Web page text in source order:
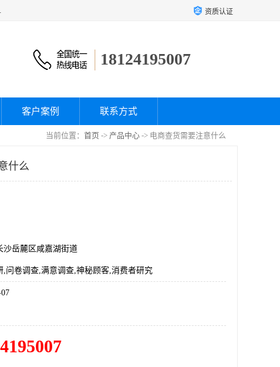
产品研究、公共事务专项调查等。 资质认证
18124195007
客户案例 联系方式
当前位置： 首页 -> 产品中心 -> 电商查货需要注意什么
什么
沙岳麓区咸嘉湖街道
,问卷调查,满意调查,神秘顾客,消费者研究